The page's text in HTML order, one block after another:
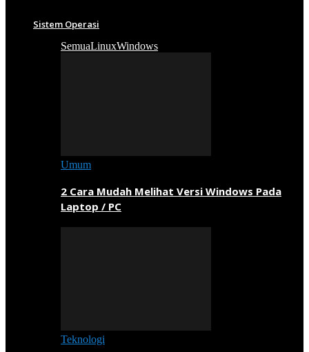
Sistem Operasi
SemuaLinuxWindows
Umum
2 Cara Mudah Melihat Versi Windows Pada
Laptop / PC
Teknologi